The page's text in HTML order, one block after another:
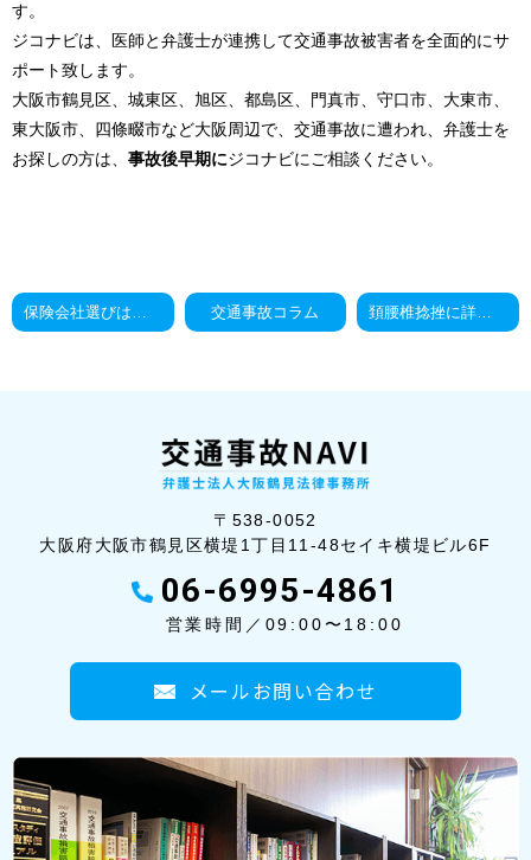
す。
ジコナビは、医師と弁護士が連携して交通事故被害者を全面的にサ
ポート致します。
大阪市鶴見区、城東区、旭区、都島区、門真市、守口市、大東市、
東大阪市、四條畷市など大阪周辺で、交通事故に遭われ、弁護士を
お探しの方は、 事故後早期にジコナビにご相談ください。
保険会社選びは慎重に！（交通事故） 交通事故コラム 頚腰椎捻挫に詳しい医師（交通事故）
〒538-0052
大阪府大阪市鶴見区横堤1丁目11-48セイ キ横堤ビル6F
06-6995-4861
営業時間／09:00〜18:00
メールお問い合わせ